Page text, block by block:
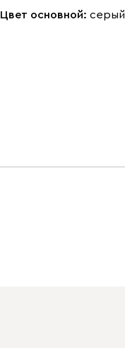
Цвет основной: серый